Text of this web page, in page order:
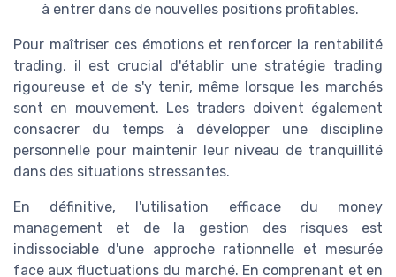
à entrer dans de nouvelles positions profitables.
Pour maîtriser ces émotions et renforcer la rentabilité
trading, il est crucial d'établir une stratégie trading
rigoureuse et de s'y tenir, même lorsque les marchés
sont en mouvement. Les traders doivent également
consacrer du temps à développer une discipline
personnelle pour maintenir leur niveau de tranquillité
dans des situations stressantes.
En définitive, l'utilisation efficace du money
management et de la gestion des risques est
indissociable d'une approche rationnelle et mesurée
face aux fluctuations du marché. En comprenant et en